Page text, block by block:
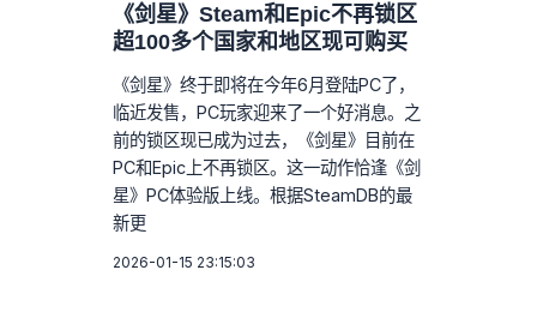
《剑星》Steam和Epic不再锁区
超100多个国家和地区现可购买
《剑星》终于即将在今年6月登陆PC了，
临近发售，PC玩家迎来了一个好消息。之
前的锁区现已成为过去，《剑星》目前在
PC和Epic上不再锁区。这一动作恰逢《剑
星》PC体验版上线。根据SteamDB的最
新更
2026-01-15 23:15:03